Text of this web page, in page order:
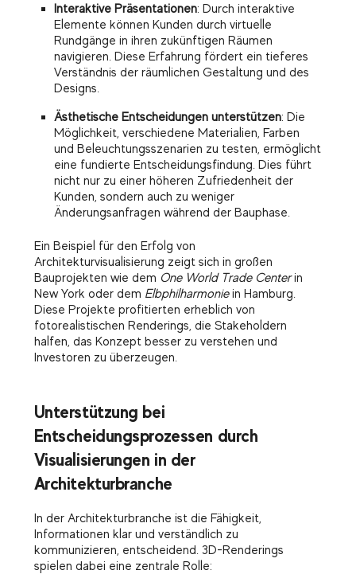
Interaktive Präsentationen: Durch interaktive
Elemente können Kunden durch virtuelle
Rundgänge in ihren zukünftigen Räumen
navigieren. Diese Erfahrung fördert ein tieferes
Verständnis der räumlichen Gestaltung und des
Designs.
Ästhetische Entscheidungen unterstützen: Die
Möglichkeit, verschiedene Materialien, Farben
und Beleuchtungsszenarien zu testen, ermöglicht
eine fundierte Entscheidungsfindung. Dies führt
nicht nur zu einer höheren Zufriedenheit der
Kunden, sondern auch zu weniger
Änderungsanfragen während der Bauphase.
Ein Beispiel für den Erfolg von
Architekturvisualisierung zeigt sich in großen
Bauprojekten wie dem One World Trade Centerin
New York oder dem Elbphilharmoniein Hamburg.
Diese Projekte profitierten erheblich von
fotorealistischen Renderings, die Stakeholdern
halfen, das Konzept besser zu verstehen und
Investoren zu überzeugen.
Unterstützung bei
Entscheidungsprozessen durch
Visualisierungen in der
Architekturbranche
In der Architekturbranche ist die Fähigkeit,
Informationen klar und verständlich zu
kommunizieren, entscheidend. 3D-Renderings
spielen dabei eine zentrale Rolle: